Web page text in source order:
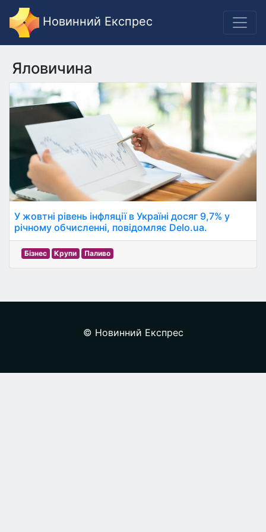
Новинний Експрес
Яловичина
У жовтні рівень інфляції в Україні досяг 9,7% у
річному обчисленні, повідомляє Delo.ua.
Бізнес Крупи Паливо
© Новинний Експрес